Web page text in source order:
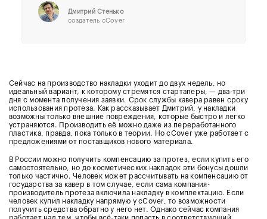
Дмитрий Стенько
создатель cCover
Сейчас на производство накладки уходит до двух недель, но
идеальный вариант, к которому стремятся стартаперы, — два-три
дня с момента получения заявки. Срок службы кавера равен сроку
использования протеза. Как рассказывает Дмитрий, у накладки
возможны только внешние повреждения, которые быстро и легко
устраняются. Производить её можно даже из переработанного
пластика, правда, пока только в теории. Но cCover уже работает с
предложениями от поставщиков нового материала.
В России можно получить компенсацию за протез, если купить его
самостоятельно, но до косметических накладок эти бонусы дошли
только частично. Человек может рассчитывать на компенсацию от
государства за кавер в том случае, если сама компания-
производитель протеза включила накладку в комплектацию. Если
человек купил накладку напрямую у cCover, то возможности
получить средства обратно у него нет. Однако сейчас компания